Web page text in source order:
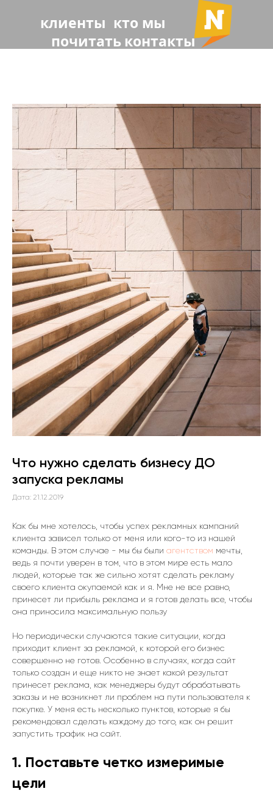
клиенты кто мы
контакты
почитать
Что нужно сделать бизнесу ДО
запуска рекламы
Дата: 21.12.2019
Как бы мне хотелось, чтобы успех рекламных кампаний
клиента зависел только от меня или кого-то из нашей
команды. В этом случае - мы бы были агентством мечты,
ведь я почти уверен в том, что в этом мире есть мало
людей, которые так же сильно хотят сделать рекламу
своего клиента окупаемой как и я. Мне не все равно,
принесет ли прибыль реклама и я готов делать все, чтобы
она приносила максимальную пользу
Но периодически случаются такие ситуации, когда
приходит клиент за рекламой, к которой его бизнес
совершенно не готов. Особенно в случаях, когда сайт
только создан и еще никто не знает какой результат
принесет реклама, как менеджеры будут обрабатывать
заказы и не возникнет ли проблем на пути пользователя к
покупке. У меня есть несколько пунктов, которые я бы
рекомендовал сделать каждому до того, как он решит
запустить трафик на сайт.
1. Поставьте четко измеримые
цели